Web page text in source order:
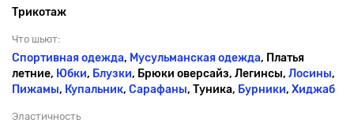
Трикотаж
Что шьют:
Спортивная одежда, Мусульманская одежда, Платья
летние, Юбки, Блузки, Брюки оверсайз, Легинсы, Лосины,
Пижамы, Купальник, Сарафаны, Туника, Бурники, Хиджаб
Эластичность